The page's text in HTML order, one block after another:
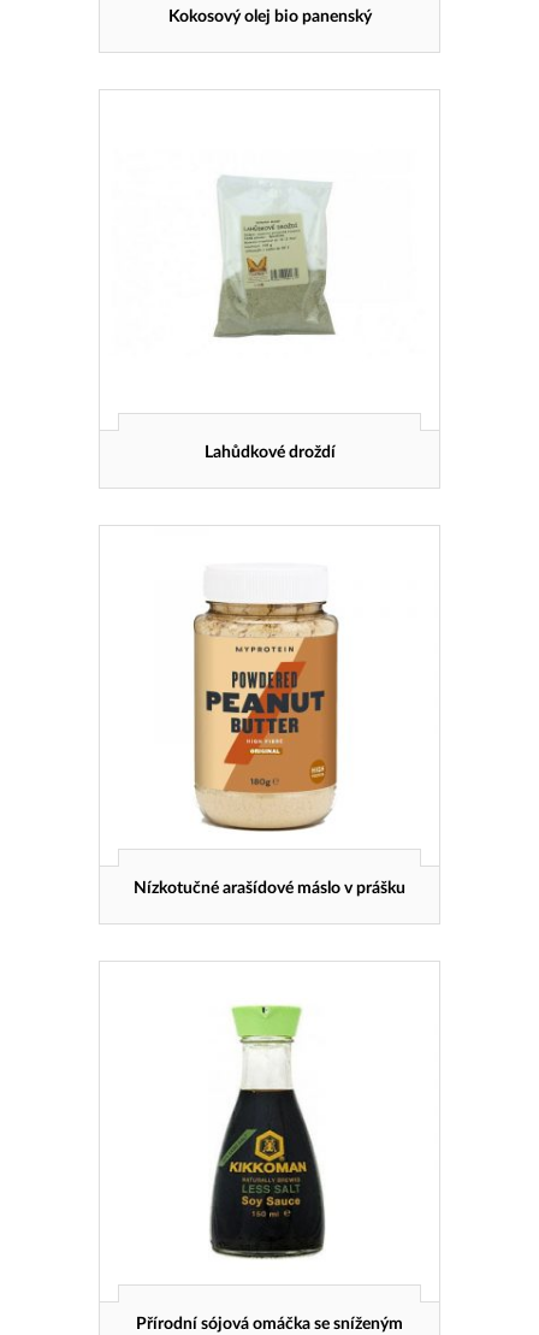
Kokosový olej bio panenský
Lahůdkové droždí
Nízkotučné arašídové máslo v prášku
Přírodní sójová omáčka se sníženým